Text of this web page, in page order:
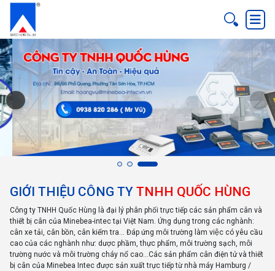
GIỚI THIỆU CÔNG TYTNHH QUỐC HÙNG
Công ty TNHH Quốc Hùng là đại lý phân phối trực tiếp các sản phẩm cân và
thiết bị cân của Minebea-intec tại Việt Nam. Ứng dụng trong các nghành:
cân xe tải, cân bồn, cân kiểm tra... Đáp ứng môi trường làm việc có yêu cầu
cao của các nghành như: dược phầm, thực phẩm, môi trường sạch, môi
trường nước và môi trường cháy nổ cao...Các sản phẩm cân điện tử và thiết
bị cân của Minebea Intec được sản xuất trực tiếp từ nhà máy Hamburg /